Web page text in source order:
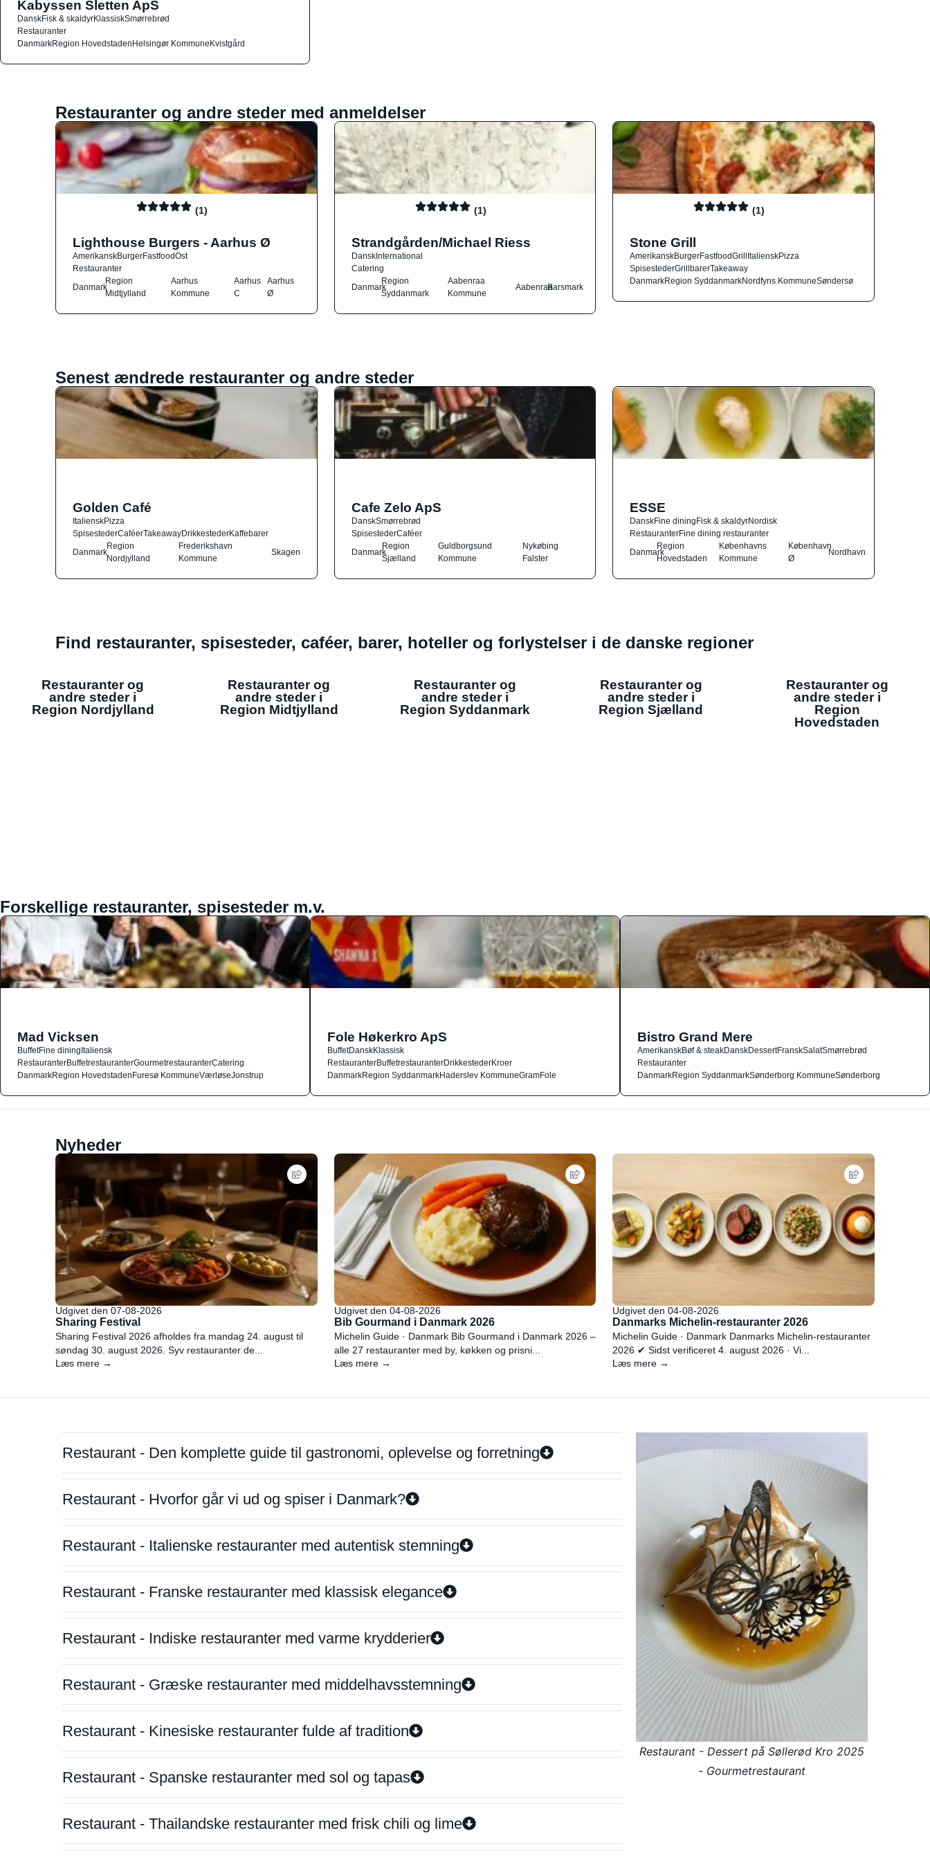
Kabyssen Sletten ApS
DanskFisk & skaldyrKlassiskSmørrebrød
Restauranter
DanmarkRegion HovedstadenHelsingør KommuneKvistgård
Restauranter og andre steder med anmeldelser
(1)
Lighthouse Burgers - Aarhus Ø
AmerikanskBurgerFastfoodOst
Restauranter
Danmark
Region
Midtjylland
Aarhus
Kommune
Aarhus
C
Aarhus
Ø
(1)
Strandgården/Michael Riess
DanskInternational
Catering
Danmark
Region
Syddanmark
Aabenraa
Kommune
AabenraaBarsmark
(1)
Stone Grill
AmerikanskBurgerFastfoodGrillItalienskPizza
SpisestederGrillbarerTakeaway
DanmarkRegion SyddanmarkNordfyns KommuneSøndersø
Senest ændrede restauranter og andre steder
Golden Café
ItalienskPizza
SpisestederCaféerTakeawayDrikkestederKaffebarer
Danmark
Region
Nordjylland
Frederikshavn
Kommune
Skagen
Cafe Zelo ApS
DanskSmørrebrød
SpisestederCaféer
Danmark
Region
Sjælland
Guldborgsund
Kommune
Nykøbing
Falster
ESSE
DanskFine diningFisk & skaldyrNordisk
RestauranterFine dining restauranter
Danmark
Region
Hovedstaden
Københavns
Kommune
København
Ø
Nordhavn
Find restauranter, spisesteder, caféer, barer, hoteller og forlystelser i de danske regioner
Restauranter og
andre steder i
Region Nordjylland
Restauranter og
andre steder i
Region Midtjylland
Restauranter og
andre steder i
Region Syddanmark
Restauranter og
andre steder i
Region Sjælland
Restauranter og
andre steder i
Region
Hovedstaden
Forskellige restauranter, spisesteder m.v.
Mad Vicksen
BuffetFine diningItaliensk
RestauranterBuffetrestauranterGourmetrestauranterCatering
DanmarkRegion HovedstadenFuresø KommuneVærløseJonstrup
Fole Høkerkro ApS
BuffetDanskKlassisk
RestauranterBuffetrestauranterDrikkestederKroer
DanmarkRegion SyddanmarkHaderslev KommuneGramFole
Bistro Grand Mere
AmerikanskBøf & steakDanskDessertFranskSalatSmørrebrød
Restauranter
DanmarkRegion SyddanmarkSønderborg KommuneSønderborg
Nyheder
Udgivet den 07-08-2026
Sharing Festival
Sharing Festival 2026 afholdes fra mandag 24. august til
søndag 30. august 2026. Syv restauranter de...
Læs mere →
Udgivet den 04-08-2026
Bib Gourmand i Danmark 2026
Michelin Guide · Danmark Bib Gourmand i Danmark 2026 –
alle 27 restauranter med by, køkken og prisni...
Læs mere →
Udgivet den 04-08-2026
Danmarks Michelin-restauranter 2026
Michelin Guide · Danmark Danmarks Michelin-restauranter
2026 ✔ Sidst verificeret 4. august 2026 · Vi...
Læs mere →
Restaurant - Den komplette guide til gastronomi, oplevelse og forretning
Restaurant - Hvorfor går vi ud og spiser i Danmark?
Restaurant - Italienske restauranter med autentisk stemning
Restaurant - Franske restauranter med klassisk elegance
Restaurant - Indiske restauranter med varme krydderier
Restaurant - Græske restauranter med middelhavsstemning
Restaurant - Kinesiske restauranter fulde af tradition
Restaurant - Spanske restauranter med sol og tapas
Restaurant - Thailandske restauranter med frisk chili og lime
Restaurant - Dessert på Søllerød Kro 2025
- Gourmetrestaurant